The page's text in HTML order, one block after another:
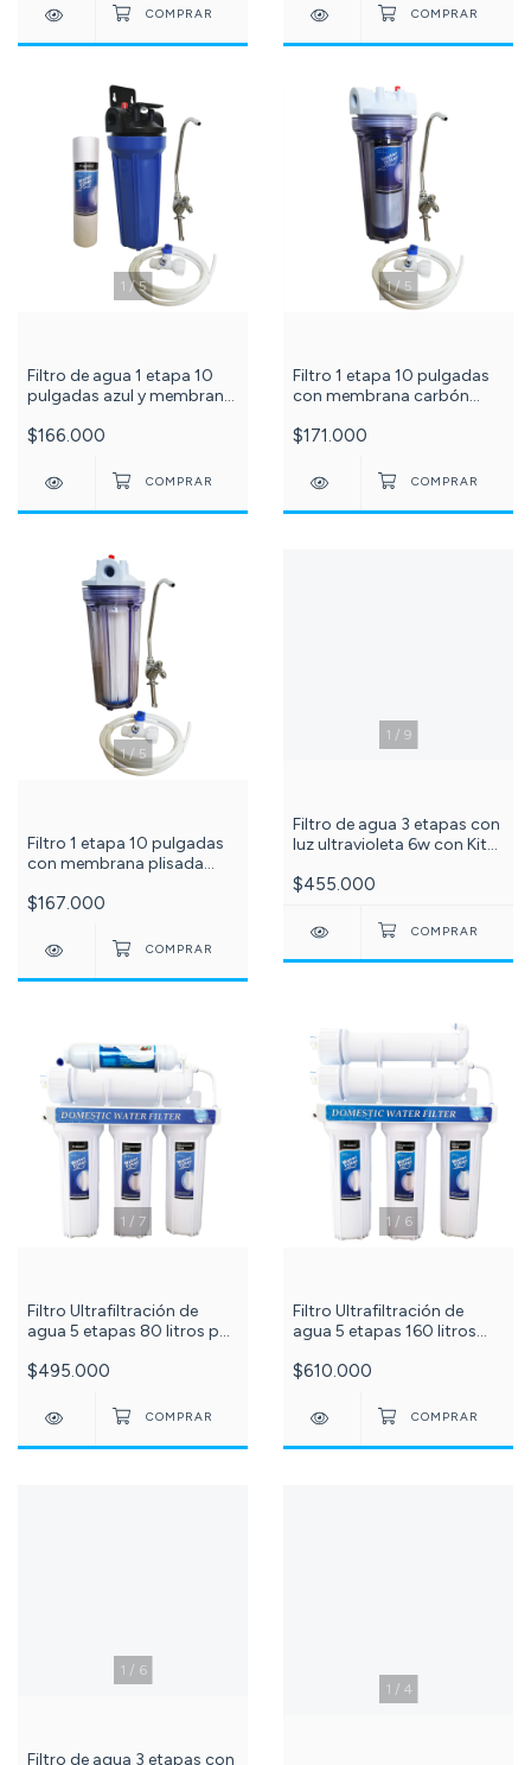
1 /5
Filtro de agua 1 etapa 10
pulgadas azul y membrana
micras c--129-73-87-22
$166.000
1/ 5
Filtro 1 etapa 10 pulgadas
con membrana carbón
$171.000
1/ 5
Filtro 1 etapa 10 pulgadas
con membrana plisada
101-73-87-99
$167.000
1 / 9
Filtro de agua 3 etapas con
luz ultravioleta 6w con Kit
pulgadas c -210-572-
$455.000
1 / 7
Filtro Ultrafiltración de
agua 5 etapas 80 litros por
$495.000
1 / 6
Filtro Ultrafiltración de
agua 5 etapas 160 litros
$610.000
1 / 6
Filtro de agua 3 etapas con
1 / 4